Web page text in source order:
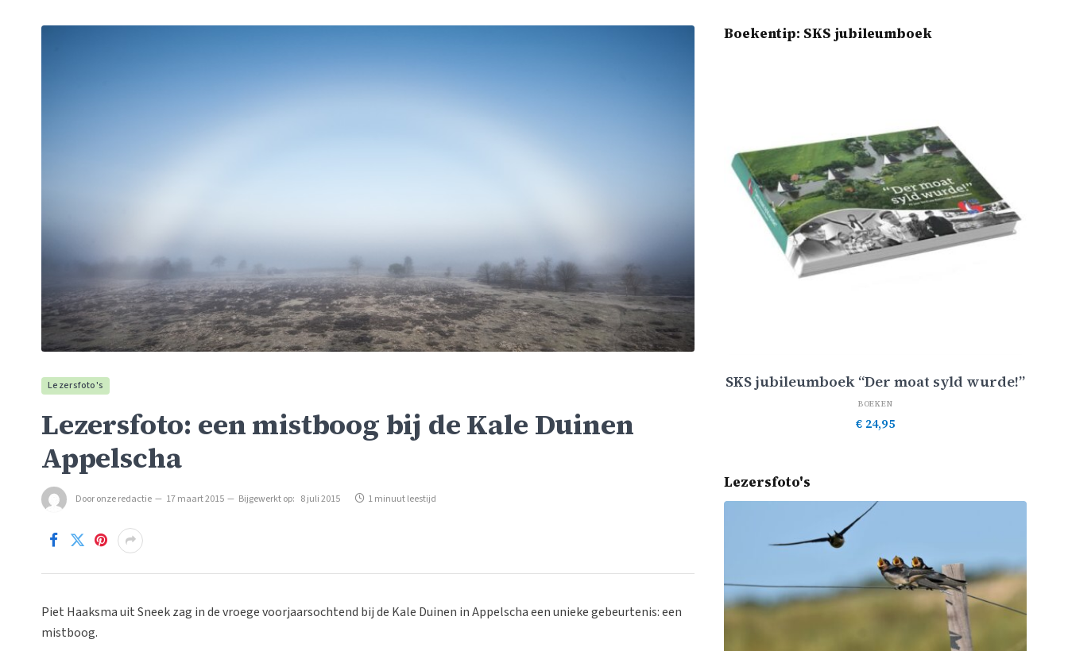
Lezersfoto's
Lezersfoto: een mistboog bij de Kale Duinen
Appelscha
Dooronze redactie 17 maart 2015 Bijgewerkt op: 8 juli 2015 1 minuut leestijd
Piet Haaksma uit Sneek zag in de vroege voorjaarsochtend bij de Kale Duinen in Appelscha een unieke gebeurtenis: een
mistboog.
Boekentip: SKS jubileumboek
SKS jubileumboek “Der moat syld wurde!”
BOEKEN
€ 24,95
Lezersfoto's